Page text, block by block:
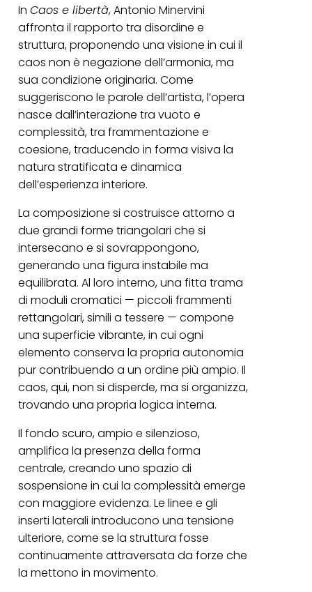
InCaos e libertà, Antonio Minervini
affronta il rapporto tra disordine e
struttura, proponendo una visione in cui il
caos non è negazione dell’armonia, ma
sua condizione originaria. Come
suggeriscono le parole dell’artista, l’opera
nasce dall’interazione tra vuoto e
complessità, tra frammentazione e
coesione, traducendo in forma visiva la
natura stratificata e dinamica
dell’esperienza interiore.
La composizione si costruisce attorno a
due grandi forme triangolari che si
intersecano e si sovrappongono,
generando una figura instabile ma
equilibrata. Al loro interno, una fitta trama
di moduli cromatici — piccoli frammenti
rettangolari, simili a tessere — compone
una superficie vibrante, in cui ogni
elemento conserva la propria autonomia
pur contribuendo a un ordine più ampio. Il
caos, qui, non si disperde, ma si organizza,
trovando una propria logica interna.
Il fondo scuro, ampio e silenzioso,
amplifica la presenza della forma
centrale, creando uno spazio di
sospensione in cui la complessità emerge
con maggiore evidenza. Le linee e gli
inserti laterali introducono una tensione
ulteriore, come se la struttura fosse
continuamente attraversata da forze che
la mettono in movimento.